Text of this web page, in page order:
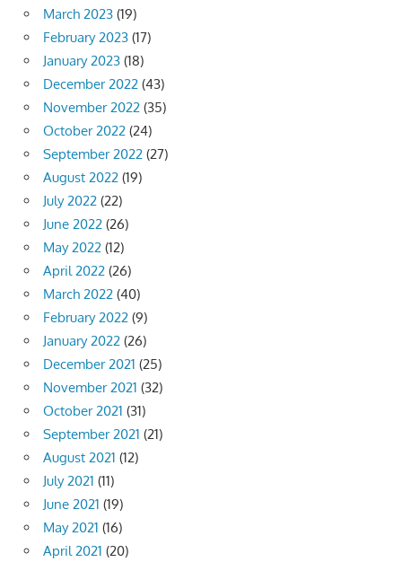
March 2023 (19)
February 2023 (17)
January 2023 (18)
December 2022 (43)
November 2022 (35)
October 2022 (24)
September 2022 (27)
August 2022 (19)
July 2022 (22)
June 2022 (26)
May 2022 (12)
April 2022 (26)
March 2022 (40)
February 2022 (9)
January 2022 (26)
December 2021 (25)
November 2021 (32)
October 2021 (31)
September 2021 (21)
August 2021 (12)
July 2021 (11)
June 2021 (19)
May 2021 (16)
April 2021 (20)